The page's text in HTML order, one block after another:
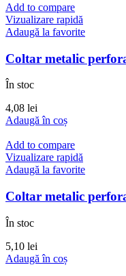
Add to compare
Vizualizare rapidă
Adaugă la favorite
Coltar metalic
În stoc
4,08 lei
Adaugă în coș
Add to compare
Vizualizare rapidă
Adaugă la favorite
Coltar metalic
În stoc
5,10 lei
Adaugă în coș